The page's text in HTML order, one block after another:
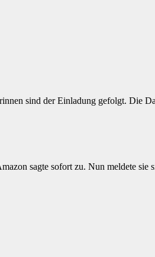
sind der Einladung gefolgt. Die
sagte sofort zu. Nun meldete sie